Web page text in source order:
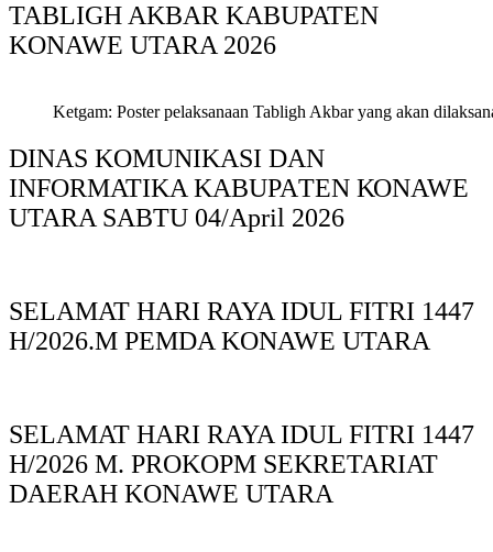
TABLIGH AKBAR KABUPATEN
KONAWE UTARA 2026
Ketgam: Poster pelaksanaan Tabligh Akbar yang akan
DINAS KOMUNIKASI DAN
INFORMATIKA KABUPAΤΕΝ ΚΟNAWE
UTARA SABTU 04/April 2026
SELAMAT HARI RAYA IDUL FITRI 1447
H/2026.M PEMDA KONAWE UTARA
SELAMAT HARI RAYA IDUL FITRI 1447
H/2026 M. PROKOPM SEKRETARIAT
DAERAH KONAWE UTARA